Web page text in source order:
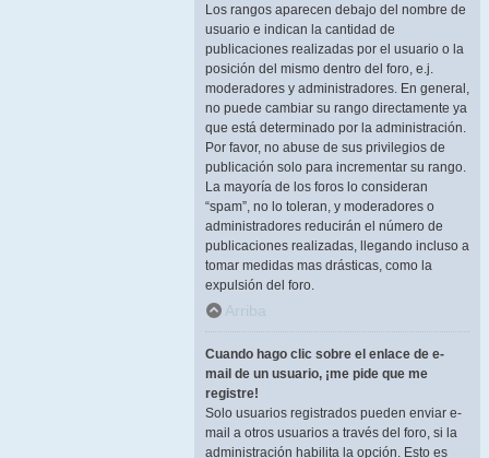
Los rangos aparecen debajo del nombre de
usuario e indican la cantidad de
publicaciones realizadas por el usuario o la
posición del mismo dentro del foro, e.j.
moderadores y administradores. En general,
no puede cambiar su rango directamente ya
que está determinado por la administración.
Por favor, no abuse de sus privilegios de
publicación solo para incrementar su rango.
La mayoría de los foros lo consideran
“spam”, no lo toleran, y moderadores o
administradores reducirán el número de
publicaciones realizadas, llegando incluso a
tomar medidas mas drásticas, como la
expulsión del foro.
Arriba
Cuando hago clic sobre el enlace de e-
mail de un usuario, ¡me pide que me
registre!
Solo usuarios registrados pueden enviar e-
mail a otros usuarios a través del foro, si la
administración habilita la opción. Esto es